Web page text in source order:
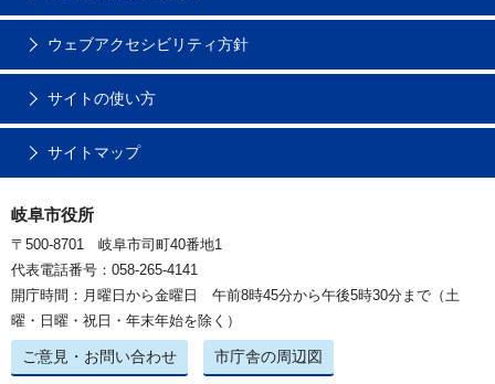
ウェブアクセシビリティ方針
サイトの使い方
サイトマップ
岐阜市役所
〒500-8701 岐阜市司町40番地1
代表電話番号：058-265-4141
開庁時間：月曜日から金曜日 午前8時45分から午後5時30分まで（土
曜・日曜・祝日・年末年始を除く）
ご意見・お問い合わせ 市庁舎の周辺図